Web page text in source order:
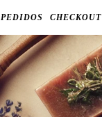
PEDIDOS CHECKOUT